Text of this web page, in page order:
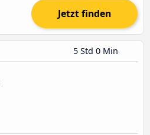
Jetzt finden
5 Std 0 Min